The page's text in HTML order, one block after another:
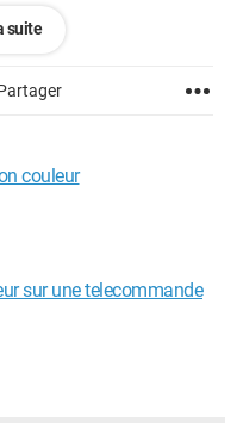
entrepris :
n'est pas
à ce que le mode
d'usine mais toujours le
suite
couleur
sur une telecommande